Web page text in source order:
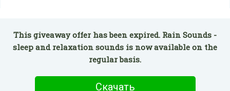
This giveaway offer has been expired. Rain Sounds -
sleep and relaxation sounds is now available on the
regular basis.
Скачать